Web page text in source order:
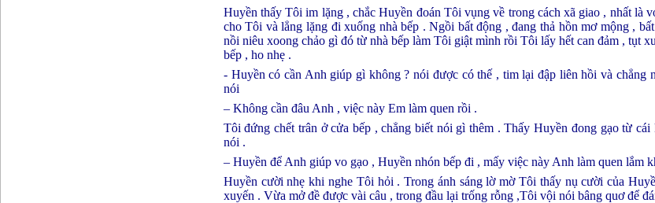
Huyền thấy Tôi im lặng , chắc Huyền đoán Tôi vụng về trong cách xã giao , nhất là
cho Tôi và lẳng lặng đi xuống nhà bếp . Ngồi bất động , đang thả hồn mơ mộng ,
nồi niêu xoong chảo gì đó từ nhà bếp làm Tôi giật mình rồi Tôi lấy hết can đảm , tụt
bếp , ho nhẹ .
- Huyền có cần Anh giúp gì không ? nói được có thế , tim lại đập liên hồi và chẳng
nói
– Không cần đâu Anh , việc này Em làm quen rồi .
Tôi đứng chết trân ở cửa bếp , chẳng biết nói gì thêm . Thấy Huyền đong gạo từ
nói .
– Huyền để Anh giúp vo gạo , Huyền nhón bếp đi , mấy việc này Anh làm quen lắm
Huyền cười nhẹ khi nghe Tôi hỏi . Trong ánh sáng lờ mờ Tôi thấy nụ cười của
xuyến . Vừa mở đề được vài câu , trong đầu lại trống rỗng ,Tôi vội nói bâng quơ để